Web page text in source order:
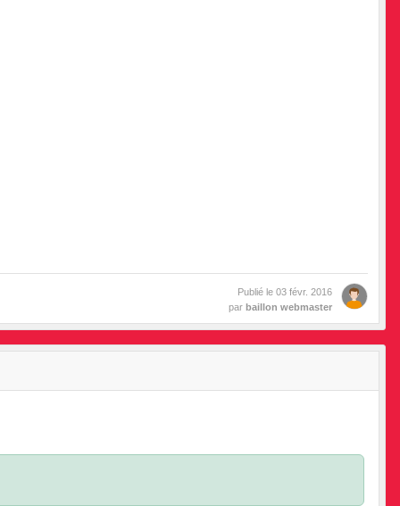
Publié le 03 févr. 2016
par baillon webmaster